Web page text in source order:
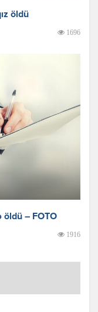
öldü
1696
öldü – FOTO
1916